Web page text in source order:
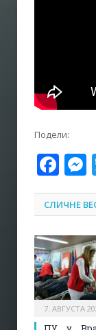
Подели:
СЛИЧНЕ
7. АВГУСТА